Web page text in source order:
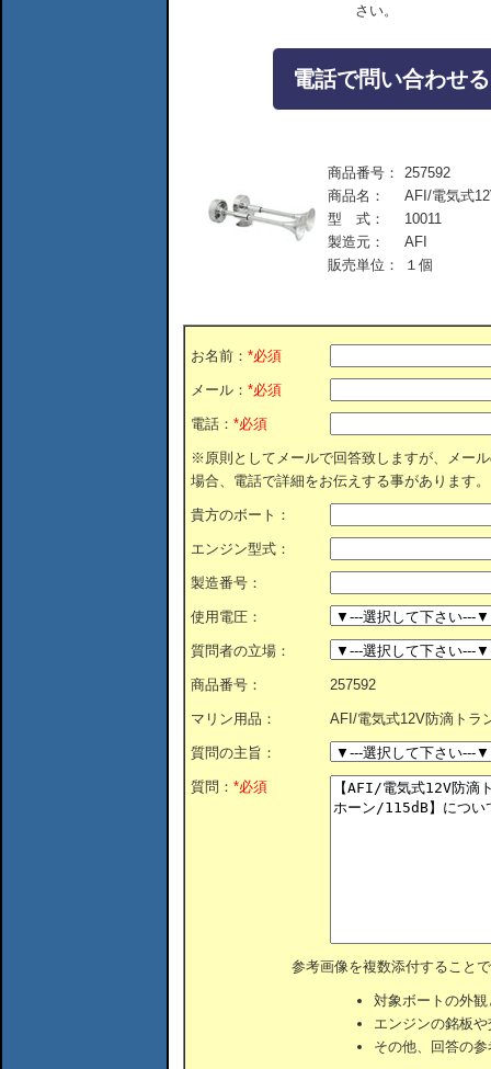
さい。
電話で問い合わせ
商品番号：
257592
商品名：
AFI/電気式
型 式：
10011
製造元：
AFI
販売単位：
１個
お名前： *必須
メール： *必須
電話： *必須
※原則としてメールで回答致しますが、メー
場合、電話で詳細をお伝えする事があります。
貴方のボート：
エンジン型式：
製造番号：
使用電圧：
質問者の立場：
商品番号： 257592
マリン用品： AFI/電気式12V防滴トラ
質問の主旨：
質問： *必須
参考画像を複数添付すること
対象ボートの外
エンジンの銘板
その他、回答の